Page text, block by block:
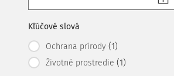
Kľúčové slová
Ochrana prírody (1)
Životné prostredie (1)